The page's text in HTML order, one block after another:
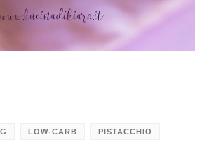
LOW-CARB PISTACCHIO